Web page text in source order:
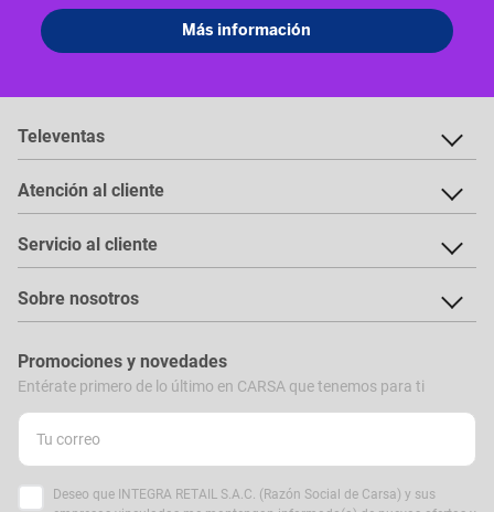
Televentas
Atención al cliente
Servicio al cliente
Sobre nosotros
Promociones y novedades
Entérate primero de lo último en CARSA que tenemos para ti
Deseo que INTEGRA RETAIL S.A.C. (Razón Social de Carsa) y sus